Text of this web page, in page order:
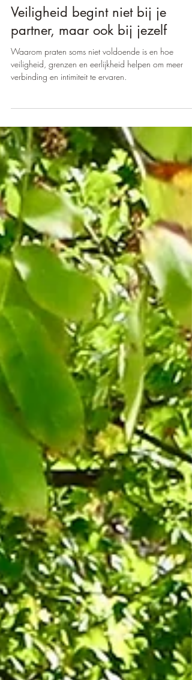
15 jun 2 minuten om te lezen
Veiligheid begint niet bij je
partner, maar ook bij jezelf
Waarom praten soms niet voldoende is en hoe
verbinding en intimiteit te ervaren.